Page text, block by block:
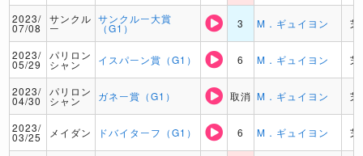
2023/
07/08
サンクル
ー
サンクルー大賞
（G1） 3 M．ギュイヨン 芝
2023/
05/29
パリロン
シャン イスパーン賞（G1） 6 M．ギュイヨン 芝
2023/
04/30
パリロン
シャン ガネー賞（G1） 取消 M．ギュイヨン 芝
2023/
03/25 メイダン ドバイターフ（G1） 6 M．ギュイヨン 芝